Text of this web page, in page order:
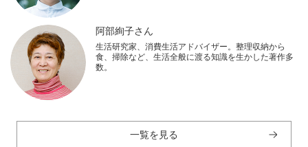
阿部絢子さん
生活研究家、消費生活アドバイザー。整理収納から
食、掃除など、生活全般に渡る知識を生かした著作多
数。
一覧を見る